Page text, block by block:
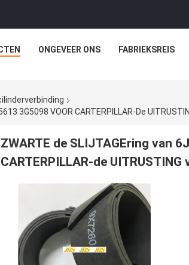
ONGEVEER ONS FABRIEKSREIS
3G5098 VOOR CARTERPILLAR-De
ZWARTE de SLIJTAGEring van
CARTERPILLAR-de